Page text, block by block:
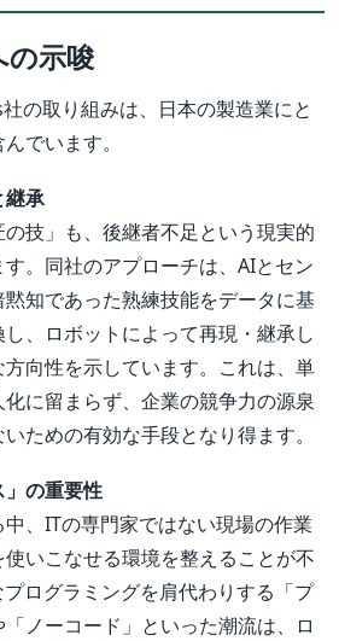
の示唆
の取り組みは、日本の製造業にと
でいます。
継承
技」も、後継者不足という現実的
。同社のアプローチは、AIとセン
知であった熟練技能をデータに基
、ロボットによって再現・継承し
向性を示しています。これは、単
に留まらず、企業の競争力の源泉
ための有効な手段となり得ます。
」の重要性
、ITの専門家ではない現場の作業
いこなせる環境を整えることが不
ログラミングを肩代わりする「プ
ノーコード」といった潮流は、ロ